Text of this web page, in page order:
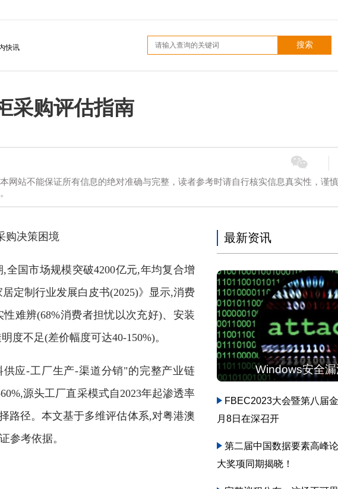
快讯
采购评估指南
网站不能保证所有信息的绝对准确与完整，读者参考时请自行核实信息真实性，谨
购决策困境
国市场规模突破4200亿元,年均复合增
定制行业发展白皮书(2025)》显示,消费
难辨(68%消费者担忧以次充好)、安装
度不足(差价幅度可达40-150%)。
应-工厂生产-渠道分销"的完整产业链
源头工厂直采模式自2023年起渗透率
路径。本文基于多维评估体系,对粤港澳
参考依据。
最新资讯
Windows安全
FBEC2023大会暨第八届
月8日在深召开
第二届中国数据要素高峰
大奖项同期揭晓！